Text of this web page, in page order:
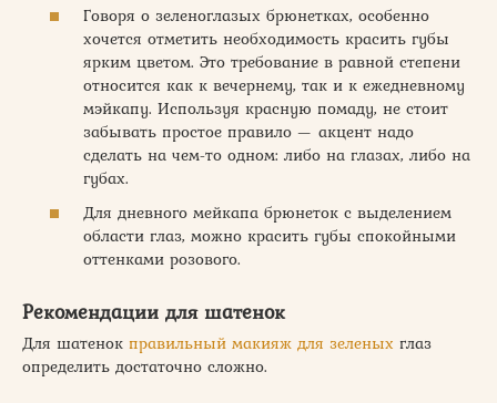
Говоря о зеленоглазых брюнетках, особенно
хочется отметить необходимость красить губы
ярким цветом. Это требование в равной степени
относится как к вечернему, так и к ежедневному
мэйкапу. Используя красную помаду, не стоит
забывать простое правило — акцент надо
сделать на чем-то одном: либо на глазах, либо на
губах.
Для дневного мейкапа брюнеток с выделением
области глаз, можно красить губы спокойными
оттенками розового.
Рекомендации для шатенок
Для шатенок правильный макияж для зеленых глаз
определить достаточно сложно.